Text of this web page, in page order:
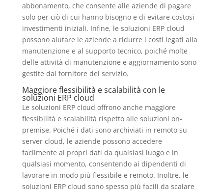
abbonamento, che consente alle aziende di pagare
solo per ciò di cui hanno bisogno e di evitare costosi
investimenti iniziali. Infine, le soluzioni ERP cloud
possono aiutare le aziende a ridurre i costi legati alla
manutenzione e al supporto tecnico, poiché molte
delle attività di manutenzione e aggiornamento sono
gestite dal fornitore del servizio.
Maggiore flessibilità e scalabilità con le
soluzioni ERP cloud
Le soluzioni ERP cloud offrono anche maggiore
flessibilità e scalabilità rispetto alle soluzioni on-
premise. Poiché i dati sono archiviati in remoto su
server cloud, le aziende possono accedere
facilmente ai propri dati da qualsiasi luogo e in
qualsiasi momento, consentendo ai dipendenti di
lavorare in modo più flessibile e remoto. Inoltre, le
soluzioni ERP cloud sono spesso più facili da scalare